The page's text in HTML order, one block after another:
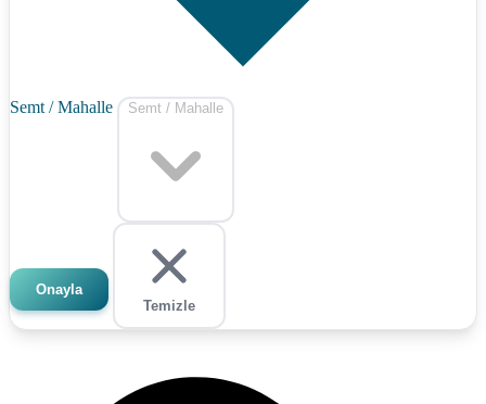
Semt / Mahalle Semt / Mahalle
Onayla
Temizle